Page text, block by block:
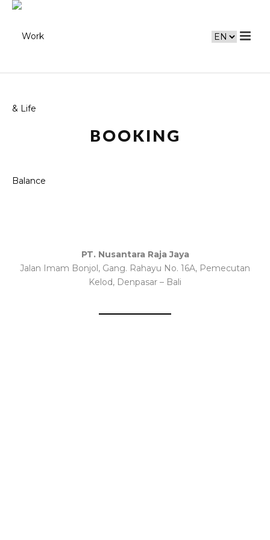
BOOKING
PT. Nusantara Raja Jaya
Jalan Imam Bonjol, Gang. Rahayu No. 16A, Pemecutan
Kelod, Denpasar – Bali